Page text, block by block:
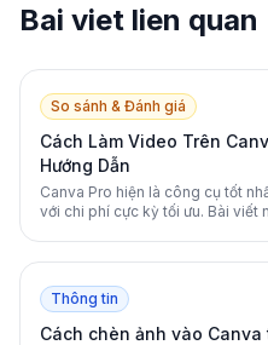
Bai viet lien quan
So sánh & Đánh giá
Cách Làm Video Trên
Hướng Dẫn
Canva Pro hiện là công cụ tốt
với chi phí cực kỳ tối ưu. Bài viết
Thông tin
Cách chèn ảnh vào